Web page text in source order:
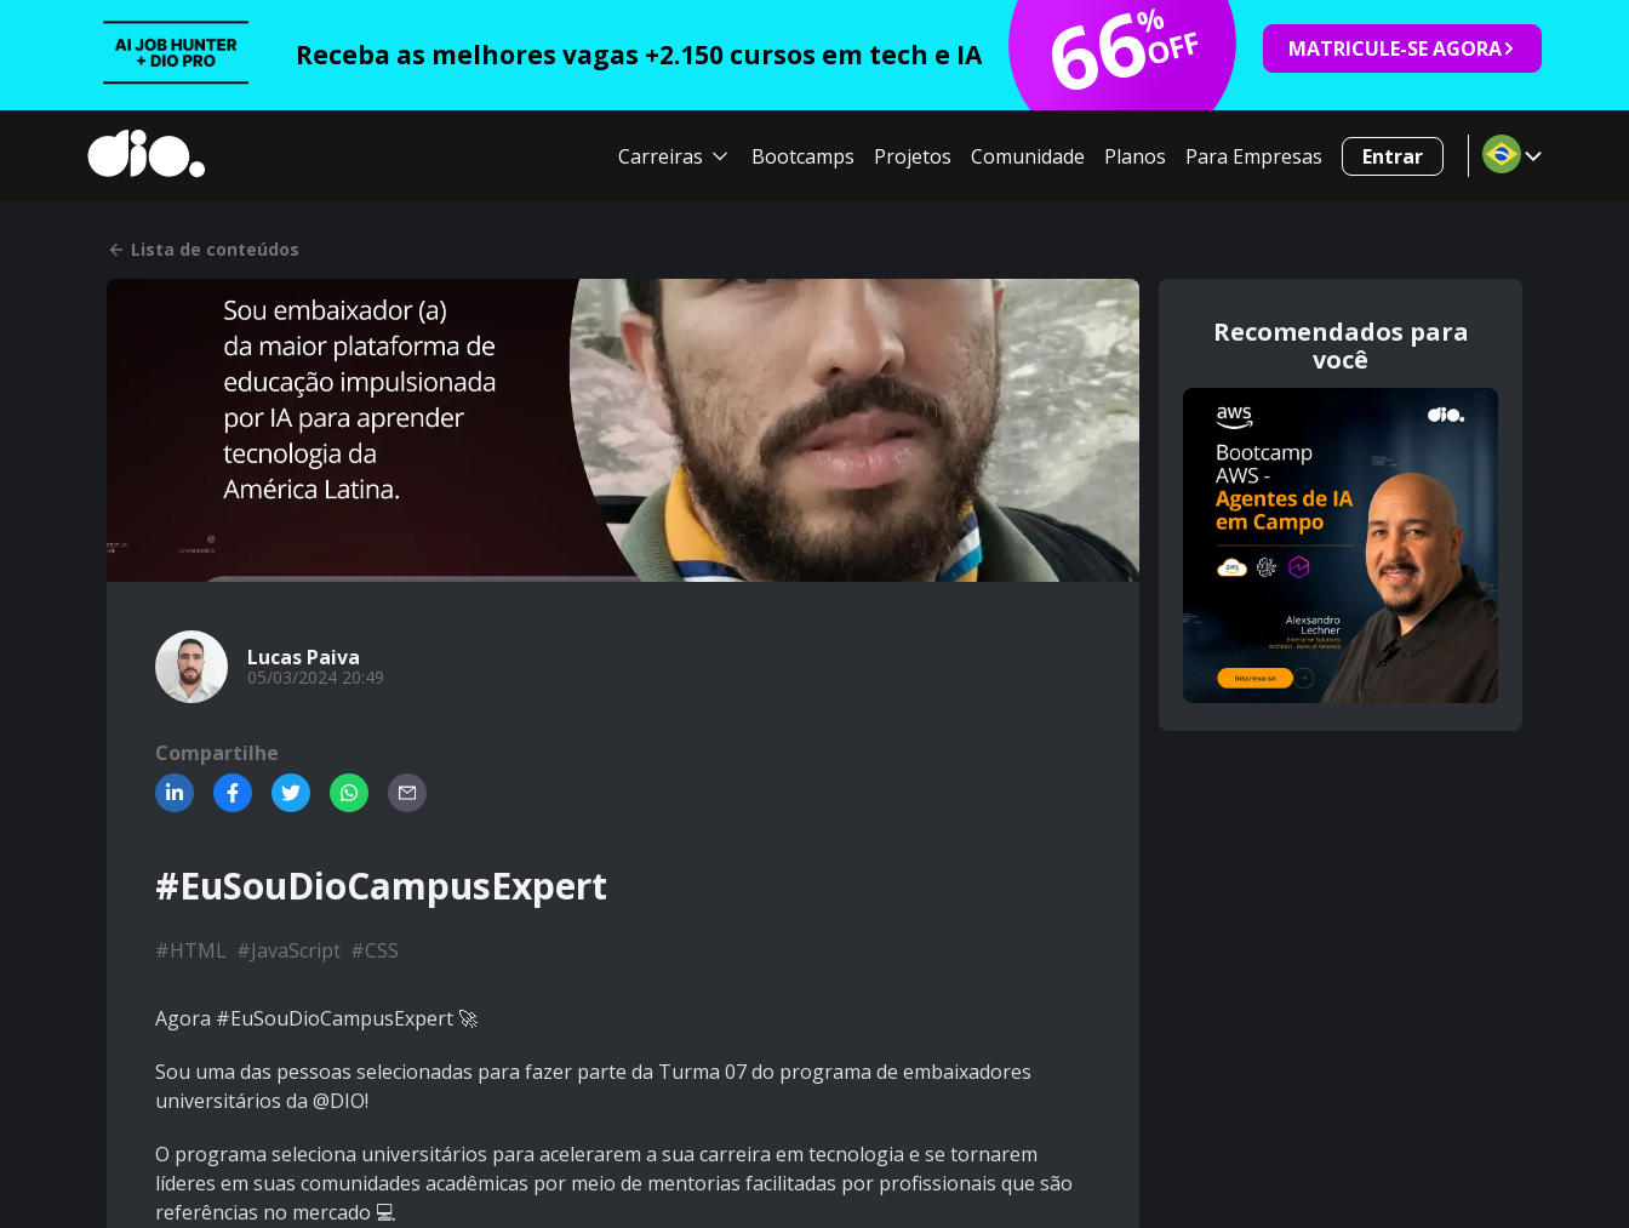
Receba as melhores vagas +2.150 cursos em tech e IA 66
%
OFF MATRICULE-SE AGORA
Carreiras Bootcamps Projetos Comunidade Planos Para Empresas Entrar
Lista de conteúdos
Lucas Paiva
05/03/2024 20:49
Compartilhe
#EuSouDioCampusExpert
#HTML #JavaScript #CSS
Agora #EuSouDioCampusExpert 🚀
Sou uma das pessoas selecionadas para fazer parte da Turma 07 do programa de embaixadores
universitários da @DIO!
O programa seleciona universitários para acelerarem a sua carreira em tecnologia e se tornarem
líderes em suas comunidades acadêmicas por meio de mentorias facilitadas por profissionais que são
referências no mercado 💻
Recomendados para
você